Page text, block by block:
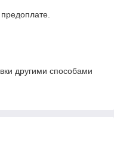
другими способами